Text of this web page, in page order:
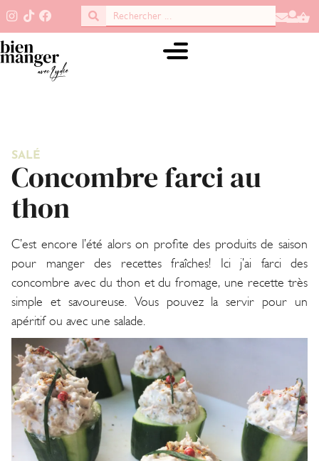
SALÉ
Concombre farci au
thon
C’est encore l’été alors on profite des produits de saison
pour manger des recettes fraîches! Ici j’ai farci des
concombre avec du thon et du fromage, une recette très
simple et savoureuse. Vous pouvez la servir pour un
apéritif ou avec une salade.